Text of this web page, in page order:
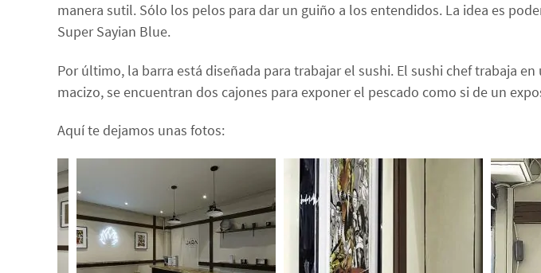
manera sutil. Sólo los pelos para dar un guiño a los entendidos. La idea es
Super Sayian Blue.
Por último, la barra está diseñada para trabajar el sushi. El sushi chef trabaja
macizo, se encuentran dos cajones para exponer el pescado como si de un
Aquí te dejamos unas fotos: